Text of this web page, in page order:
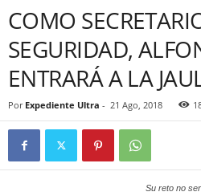
COMO
SEGURIDAD,
ENTRARÁ A LA
Por Expediente Ultra - 21 Ago, 2018
Su reto no